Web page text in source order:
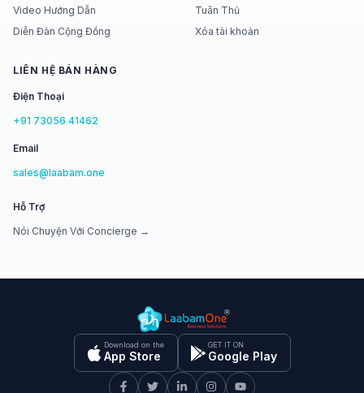
Video Hướng Dẫn
Diễn Đàn Cộng Đồng
Tuân Thủ
Xóa tài khoản
LIÊN HỆ BÁN HÀNG
Điện Thoại
+91 73056 41462
Email
sales@laabam.one
Hỗ Trợ
Nói Chuyện Với Concierge →
Download on the
App Store
GET IT ON
Google Play